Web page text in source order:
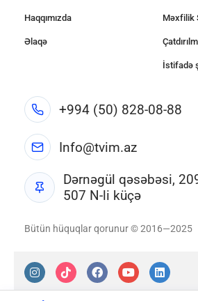
Haqqımızda
Əlaqə
Məxfilik
İstifadə
+994 (50) 828-08-88
Info@tvim.az
Dərnəgül qəsəbəsi,
507 N-li küçə
Bütün hüquqlar qorunur © 2016—2025